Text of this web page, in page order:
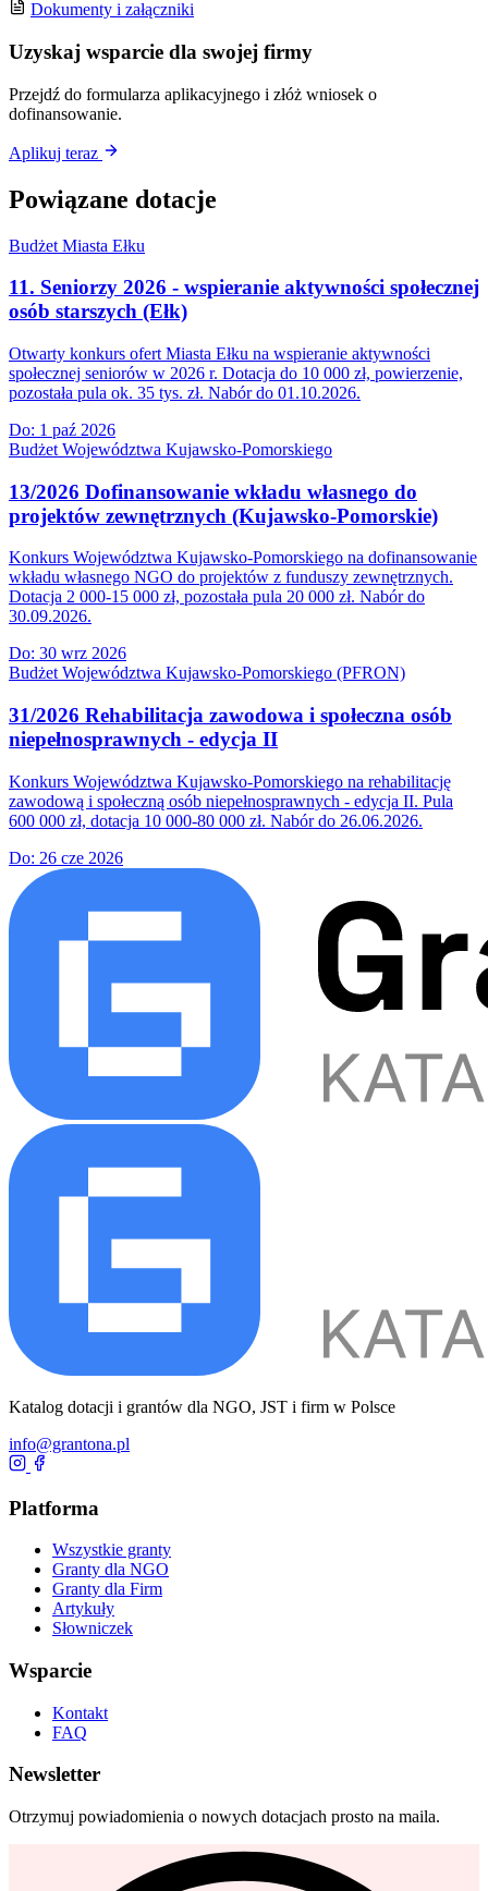
Dokumenty i załączniki
Uzyskaj wsparcie dla swojej firmy
Przejdź do formularza aplikacyjnego i złóż wniosek o
dofinansowanie.
Aplikuj teraz
Powiązane dotacje
Budżet Miasta Ełku
11. Seniorzy 2026 - wspieranie aktywności społecznej
osób starszych (Ełk)
Otwarty konkurs ofert Miasta Ełku na wspieranie aktywności
społecznej seniorów w 2026 r. Dotacja do 10 000 zł, powierzenie,
pozostała pula ok. 35 tys. zł. Nabór do 01.10.2026.
Do: 1 paź 2026
Budżet Województwa Kujawsko-Pomorskiego
13/2026 Dofinansowanie wkładu własnego do
projektów zewnętrznych (Kujawsko-Pomorskie)
Konkurs Województwa Kujawsko-Pomorskiego na dofinansowanie
wkładu własnego NGO do projektów z funduszy zewnętrznych.
Dotacja 2 000-15 000 zł, pozostała pula 20 000 zł. Nabór do
30.09.2026.
Do: 30 wrz 2026
Budżet Województwa Kujawsko-Pomorskiego (PFRON)
31/2026 Rehabilitacja zawodowa i społeczna osób
niepełnosprawnych - edycja II
Konkurs Województwa Kujawsko-Pomorskiego na rehabilitację
zawodową i społeczną osób niepełnosprawnych - edycja II. Pula
600 000 zł, dotacja 10 000-80 000 zł. Nabór do 26.06.2026.
Do: 26 cze 2026
Katalog dotacji i grantów dla NGO, JST i firm w Polsce
info@grantona.pl
Platforma
Wszystkie granty
Granty dla NGO
Granty dla Firm
Artykuły
Słowniczek
Wsparcie
Kontakt
FAQ
Newsletter
Otrzymuj powiadomienia o nowych dotacjach prosto na maila.